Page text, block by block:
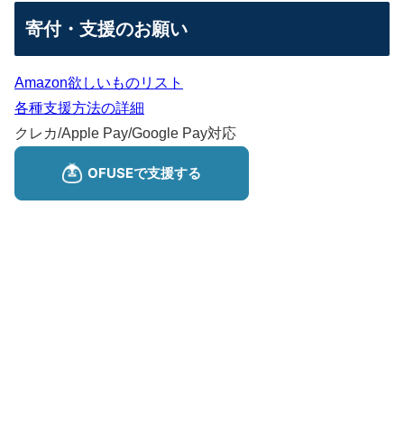
寄付・支援のお願い
Amazon欲しいものリスト
各種支援方法の詳細
クレカ/Apple Pay/Google Pay対応